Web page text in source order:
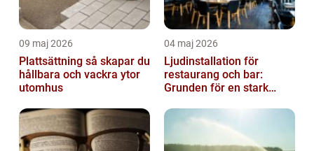
09 maj 2026
Plattsättning så skapar du
hållbara och vackra ytor
utomhus
04 maj 2026
Ljudinstallation för
restaurang och bar:
Grunden för en stark